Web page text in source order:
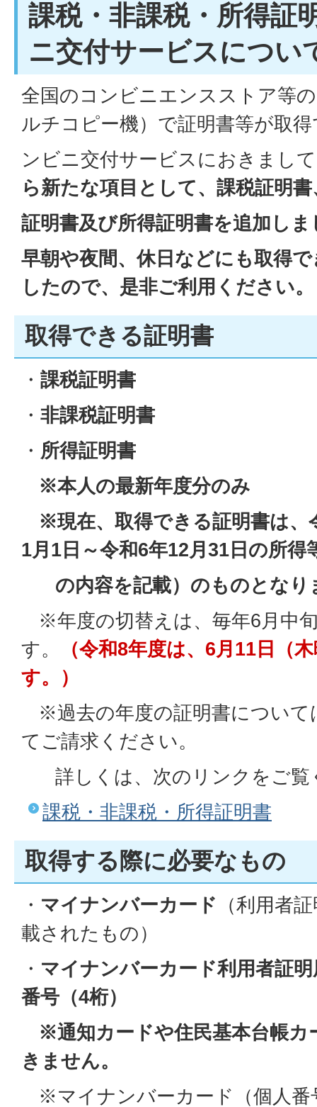
課税・非課税・所得証
ニ交付サービスについ
全国のコンビニエンスストア等
ルチコピー機）で証明書等が取
ンビニ交付サービスにおきまし
ら新たな項目として、課税証明
証明書及び所得証明書を追加しま
早朝や夜間、休日などにも取得
したので、是非ご利用ください。
取得できる証明書
・ 課税証明書
・ 非課税証明書
・ 所得証明書
※本人の最新年度分のみ
※現在、取得できる証明書は、
1月1日～令和6年12月31日の所得
の内容を記載）のものとなり
※年度の切替えは、毎年6月中
す。
（令和8年度は、6月11日（
す。）
※過去の年度の証明書について
てご請求ください。
詳しくは、次のリンクをご覧
課税・非課税・所得証明書
取得する際に必要なもの
・ マイナンバーカード （利用者
載されたもの）
・ マイナンバーカード利用者証
番号（4桁）
※通知カードや住民基本台帳カ
きません。
※マイナンバーカード（個人番